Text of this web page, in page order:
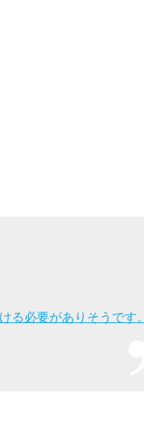
る必要がありそうです。